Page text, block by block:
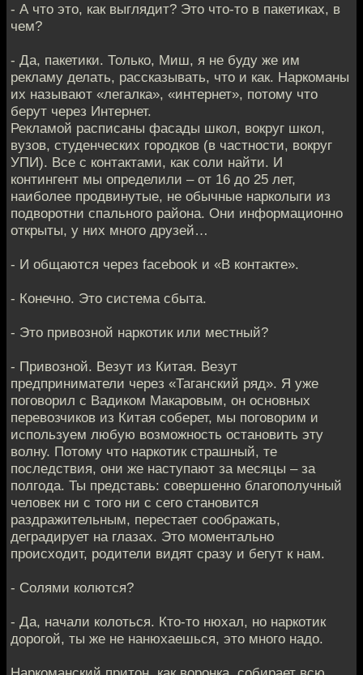
- А что это, как выглядит? Это что-то в пакетиках, в
чем?
- Да, пакетики. Только, Миш, я не буду же им
рекламу делать, рассказывать, что и как. Наркоманы
их называют «легалка», «интернет», потому что
берут через Интернет.
Рекламой расписаны фасады школ, вокруг школ,
вузов, студенческих городков (в частности, вокруг
УПИ). Все с контактами, как соли найти. И
контингент мы определили – от 16 до 25 лет,
наиболее продвинутые, не обычные нарколыги из
подворотни спального района. Они информационно
открыты, у них много друзей…
- И общаются через facebook и «В контакте».
- Конечно. Это система сбыта.
- Это привозной наркотик или местный?
- Привозной. Везут из Китая. Везут
предприниматели через «Таганский ряд». Я уже
поговорил с Вадиком Макаровым, он основных
перевозчиков из Китая соберет, мы поговорим и
используем любую возможность остановить эту
волну. Потому что наркотик страшный, те
последствия, они же наступают за месяцы – за
полгода. Ты представь: совершенно благополучный
человек ни с того ни с сего становится
раздражительным, перестает соображать,
деградирует на глазах. Это моментально
происходит, родители видят сразу и бегут к нам.
- Солями колются?
- Да, начали колоться. Кто-то нюхал, но наркотик
дорогой, ты же не нанюхаешься, это много надо.